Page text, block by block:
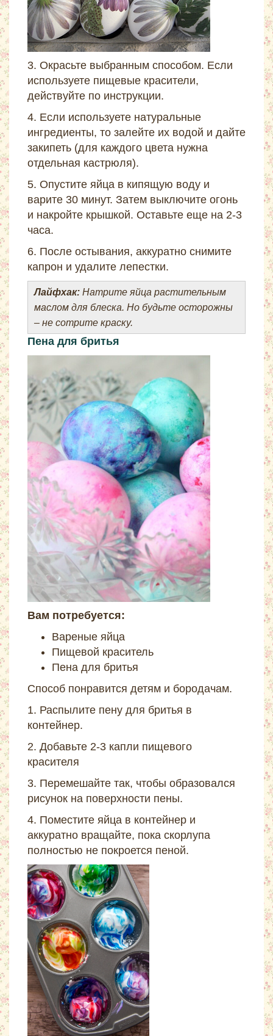
3. Окрасьте выбранным способом. Если
используете пищевые красители,
действуйте по инструкции.
4. Если используете натуральные
ингредиенты, то залейте их водой и дайте
закипеть (для каждого цвета нужна
отдельная кастрюля).
5. Опустите яйца в кипящую воду и
варите 30 минут. Затем выключите огонь
и накройте крышкой. Оставьте еще на 2-3
часа.
6. После остывания, аккуратно снимите
капрон и удалите лепестки.
Лайфхак: Натрите яйца растительным
маслом для блеска. Но будьте осторожны
– не сотрите краску.
Пена для бритья
Вам потребуется:
Вареные яйца
Пищевой краситель
Пена для бритья
Способ понравится детям и бородачам.
1. Распылите пену для бритья в
контейнер.
2. Добавьте 2-3 капли пищевого
красителя
3. Перемешайте так, чтобы образовался
рисунок на поверхности пены.
4. Поместите яйца в контейнер и
аккуратно вращайте, пока скорлупа
полностью не покроется пеной.